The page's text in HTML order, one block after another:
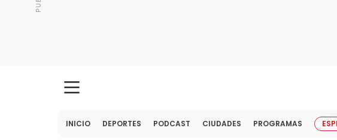
INICIO DEPORTES PODCAST CIUDADES PROGRAMAS